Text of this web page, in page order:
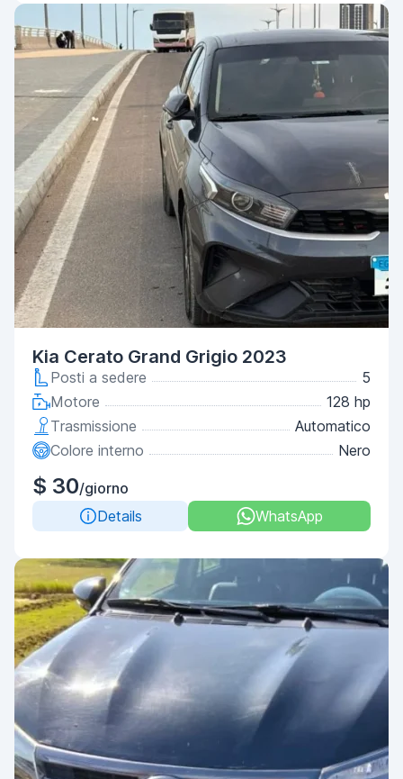
Kia Cerato Grand Grigio 2023
Posti a sedere
5
Motore
128 hp
Trasmissione
Automatico
Colore interno
Nero
$ 30/giorno
Details
WhatsApp